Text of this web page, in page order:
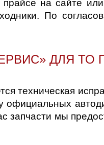
на сайте
По
ДЛЯ ТО
техническая
запчасти мы